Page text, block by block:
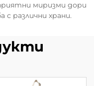
миризми дори
различни храни.